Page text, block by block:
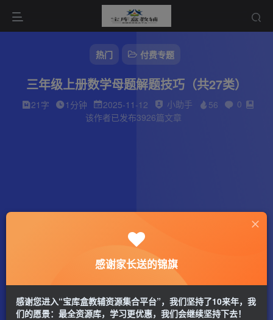
热门 付费专题
三年级上册数学母题解题技巧（共27类）
21字 1分钟 2025-11-12 小助手 56
0
该作者已发布3926篇文章
感谢家长送的锦旗
感谢您进入“宝库盒教辅资源集合平台”，我们坚持了10来年，我
们的愿景：最全资源库，学习更优惠，我们会继续坚持下去！